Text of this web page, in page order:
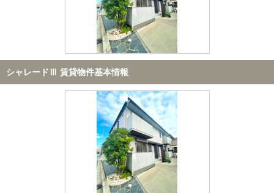
シャレードⅢ 賃貸物件基本情報